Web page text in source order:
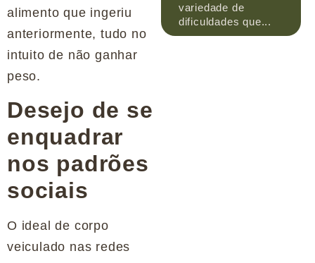
alimento que ingeriu
anteriormente, tudo no
intuito de não ganhar
peso.
Desejo de se
enquadrar
nos padrões
sociais
O ideal de corpo
veiculado nas redes
variedade de
dificuldades que...